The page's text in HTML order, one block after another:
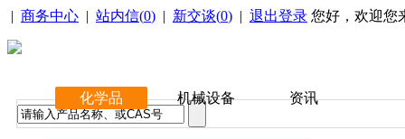
| 商务中心 | 站内信(0) | 新交谈(0) | 退出登录 您好，欢迎您
化学品 机械设备 资讯